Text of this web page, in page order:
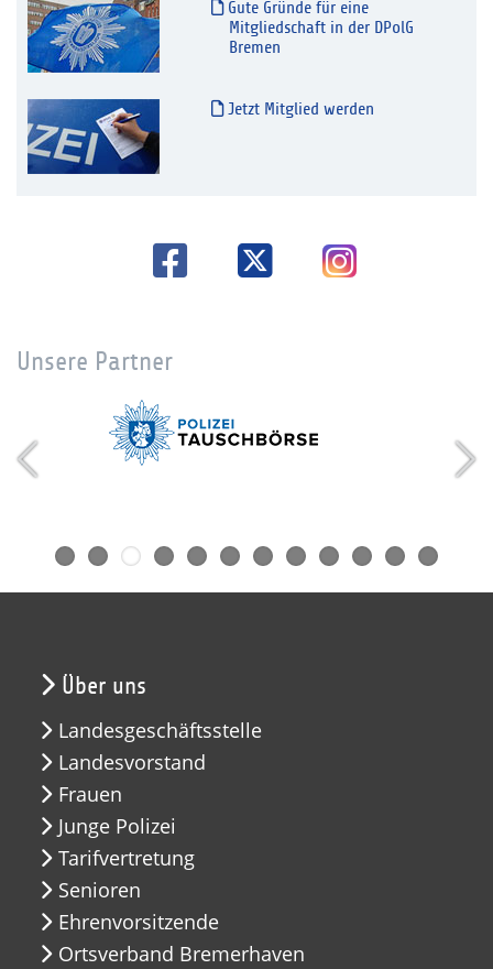
Gute Gründe für eine
Mitgliedschaft in der DPolG
Bremen
Jetzt Mitglied werden
Unsere Partner
Über uns
Landesgeschäftsstelle
Landesvorstand
Frauen
Junge Polizei
Tarifvertretung
Senioren
Ehrenvorsitzende
Ortsverband Bremerhaven